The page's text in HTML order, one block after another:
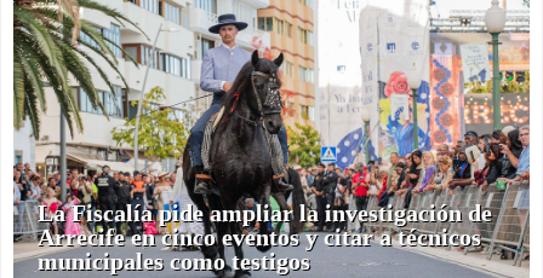
La Fiscalía pide ampliar la investigación de
Arrecife en cinco eventos y citar a técnicos
municipales como testigos